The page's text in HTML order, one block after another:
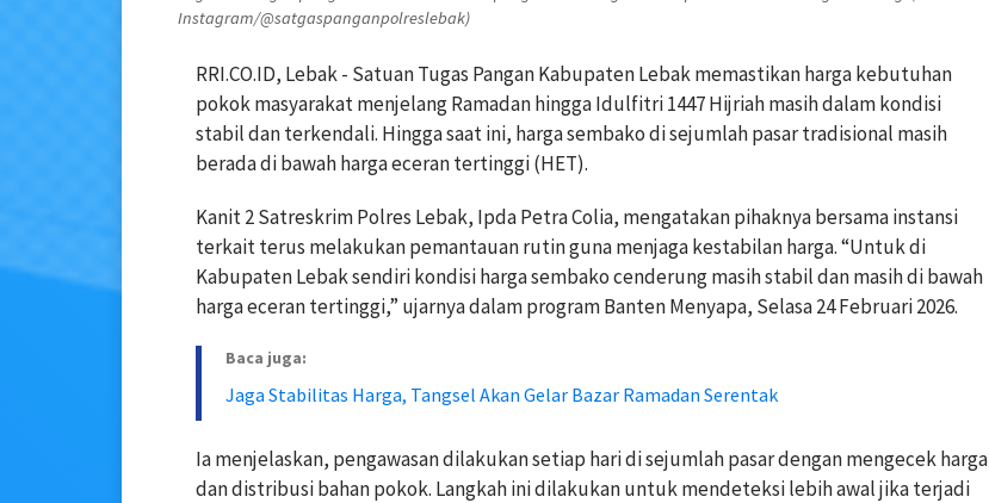
Instagram/@satgaspanganpolreslebak)
RRI.CO.ID, Lebak - Satuan Tugas Pangan Kabupaten Lebak memastikan harga kebutuhan
pokok masyarakat menjelang Ramadan hingga Idulfitri 1447 Hijriah masih dalam kondisi
stabil dan terkendali. Hingga saat ini, harga sembako di sejumlah pasar tradisional masih
berada di bawah harga eceran tertinggi (HET).
Kanit 2 Satreskrim Polres Lebak, Ipda Petra Colia, mengatakan pihaknya bersama instansi
terkait terus melakukan pemantauan rutin guna menjaga kestabilan harga. “Untuk di
Kabupaten Lebak sendiri kondisi harga sembako cenderung masih stabil dan masih di bawah
harga eceran tertinggi,” ujarnya dalam program Banten Menyapa, Selasa 24 Februari 2026.
Baca juga:
Jaga Stabilitas Harga, Tangsel Akan Gelar Bazar Ramadan Serentak
Ia menjelaskan, pengawasan dilakukan setiap hari di sejumlah pasar dengan mengecek harga
dan distribusi bahan pokok. Langkah ini dilakukan untuk mendeteksi lebih awal jika terjadi